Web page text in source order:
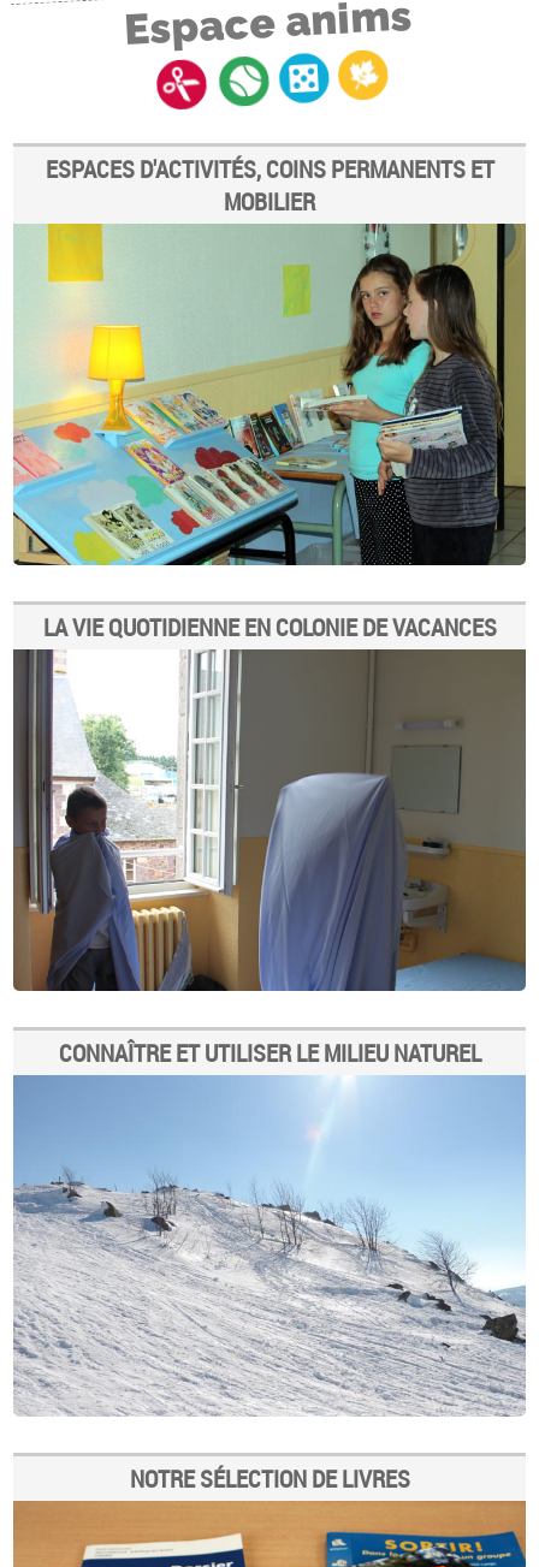
Espace anims
ESPACES D'ACTIVITÉS, COINS PERMANENTS ET
MOBILIER
LA VIE QUOTIDIENNE EN COLONIE DE VACANCES
CONNAÎTRE ET UTILISER LE MILIEU NATUREL
NOTRE SÉLECTION DE LIVRES